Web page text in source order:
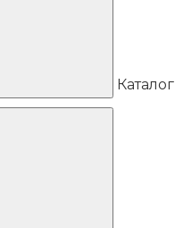
Каталог